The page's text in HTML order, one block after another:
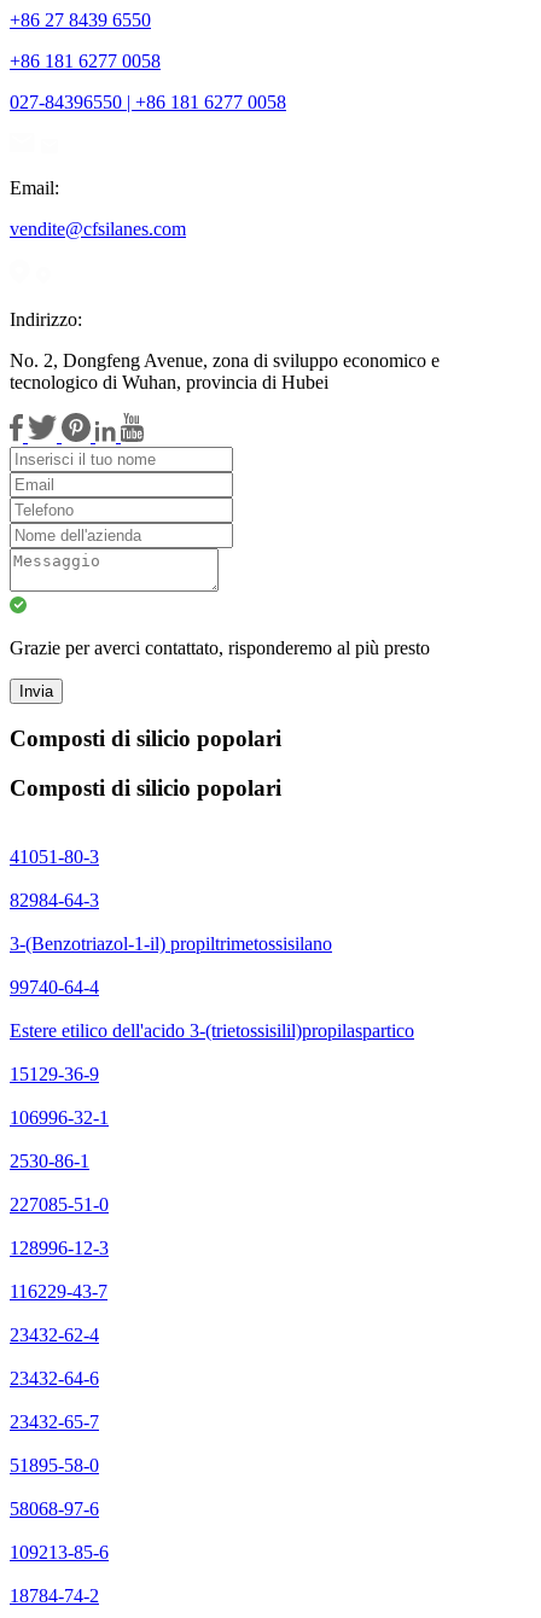
+86 27 8439 6550
+86 181 6277 0058
027-84396550 | +86 181 6277 0058
Email:
vendite@cfsilanes.com
Indirizzo:
No. 2, Dongfeng Avenue, zona di sviluppo economico e
tecnologico di Wuhan, provincia di Hubei
Grazie per averci contattato, risponderemo al più presto
Invia
Composti di silicio popolari
Composti di silicio popolari
41051-80-3
82984-64-3
3-(Benzotriazol-1-il) propiltrimetossisilano
99740-64-4
Estere etilico dell'acido 3-(trietossisilil)propilaspartico
15129-36-9
106996-32-1
2530-86-1
227085-51-0
128996-12-3
116229-43-7
23432-62-4
23432-64-6
23432-65-7
51895-58-0
58068-97-6
109213-85-6
18784-74-2